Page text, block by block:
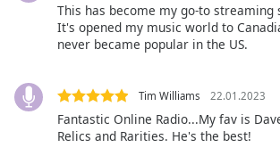
Background
This has become my go-to
It's opened my music world to
never became popular in the US.
Tim Williams 22.01.2023
Fantastic Online Radio...My fav is
Relics and Rarities. He's the best!